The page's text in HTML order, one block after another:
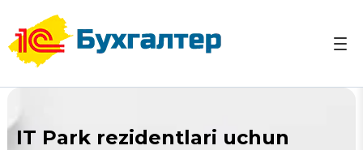
content
+998 (95) 103-03-07
Hisobotlar Soliqlar
IT Park rezidentlari uchun